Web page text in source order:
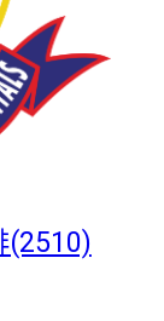
(2510)